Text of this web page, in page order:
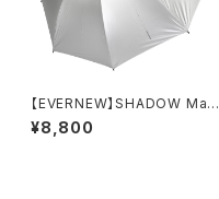
【EVERNEW】SHADOW Mast
er 70
¥8,800